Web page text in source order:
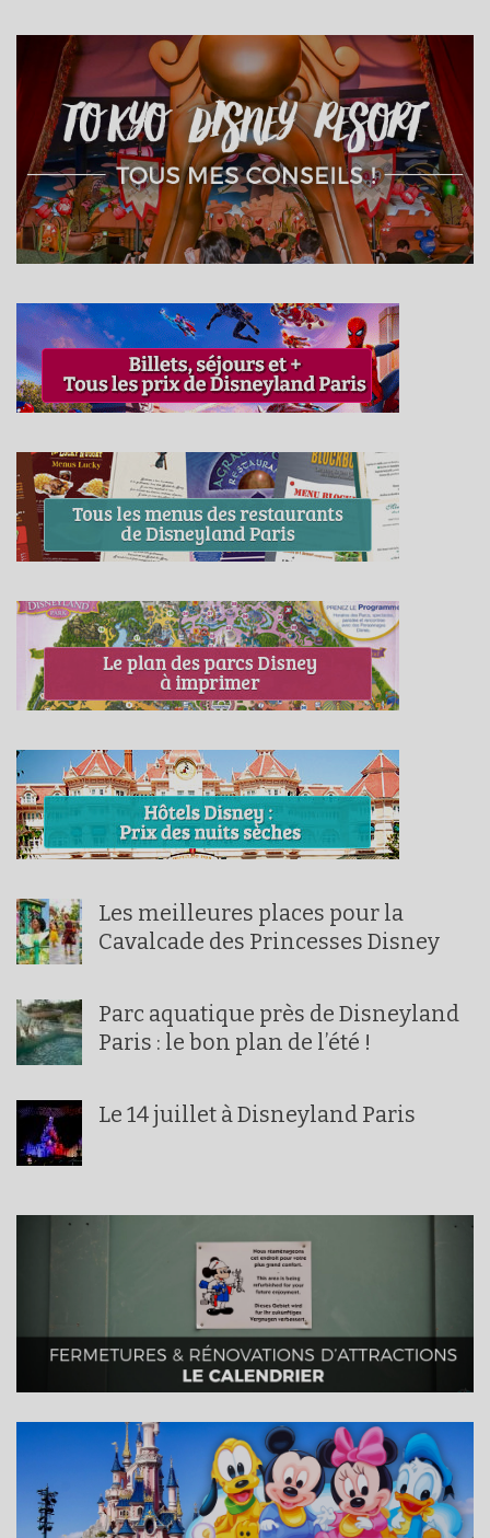
Les meilleures places pour la
Cavalcade des Princesses Disney
Parc aquatique près de Disneyland
Paris : le bon plan de l’été !
Le 14 juillet à Disneyland Paris